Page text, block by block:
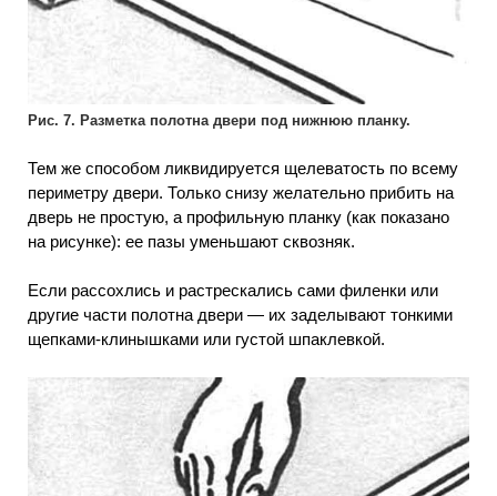
Рис. 7. Разметка полотна двери под нижнюю планку.
Тем же способом ликвидируется щелеватость по всему
периметру двери. Только снизу желательно прибить на
дверь не простую, а профильную планку (как показано
на рисунке): ее пазы уменьшают сквозняк.
Если рассохлись и растрескались сами филенки или
другие части полотна двери — их заделывают тонкими
щепками-клинышками или густой шпаклевкой.